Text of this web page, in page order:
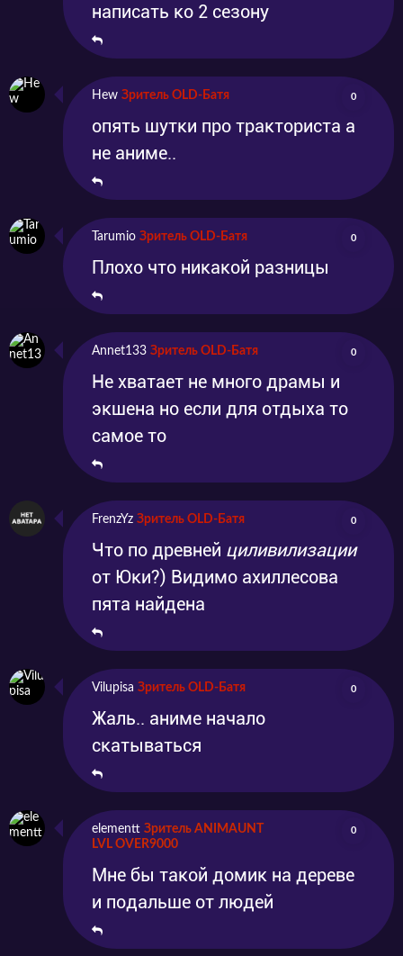
написать ко 2 сезону
Hew Зритель OLD-Батя 0
опять шутки про тракториста а
не аниме..
Tarumio Зритель OLD-Батя 0
Плохо что никакой разницы
Annet133 Зритель OLD-Батя 0
Не хватает не много драмы и
экшена но если для отдыха то
самое то
FrenzYz Зритель OLD-Батя 0
Что по древней циливилизации
от Юки?) Видимо ахиллесова
пята найдена
Vilupisa Зритель OLD-Батя 0
Жаль.. аниме начало
скатываться
elementt Зритель ANIMAUNT
LVL OVER9000
0
Мне бы такой домик на дереве
и подальше от людей